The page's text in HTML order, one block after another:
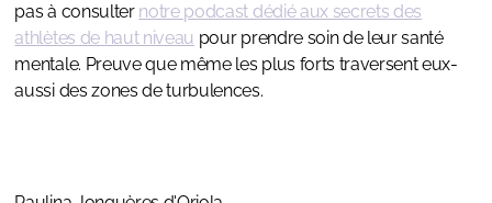
pas à consulter notre podcast dédié aux secrets des
athlètes de haut niveau pour prendre soin de leur santé
mentale. Preuve que même les plus forts traversent eux-
aussi des zones de turbulences.